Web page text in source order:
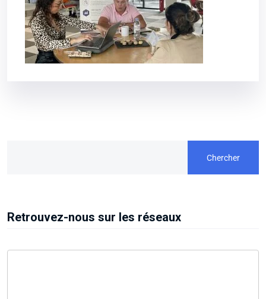
Chercher
Retrouvez-nous sur les réseaux